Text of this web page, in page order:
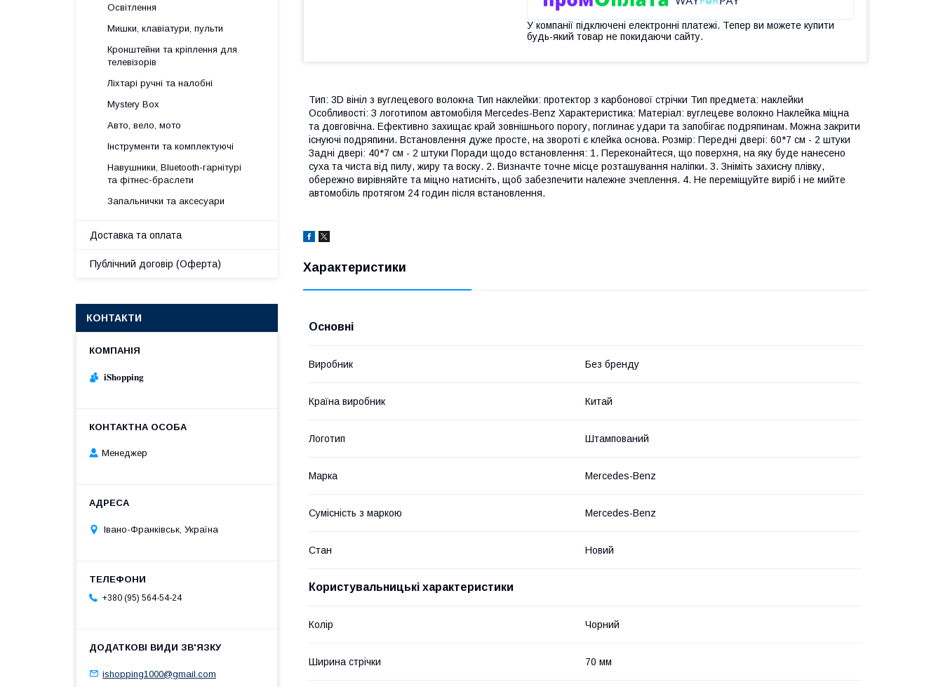
У компанії підключені електронні платежі. Тепер ви можете купити
будь-який товар не покидаючи сайту.
Тип: 3D вініл з вуглецевого волокна Тип наклейки: протектор з карбонової стрічки Тип предмета: наклейки
Особливості: З логотипом автомобіля Mercedes-Benz Характеристика: Матеріал: вуглецеве волокно Наклейка міцна
та довговічна. Ефективно захищає край зовнішнього порогу, поглинає удари та запобігає подряпинам. Можна закрити
існуючі подряпини. Встановлення дуже просте, на звороті є клейка основа. Розмір: Передні двері: 60*7 см - 2 штуки
Задні двері: 40*7 см - 2 штуки Поради щодо встановлення: 1. Переконайтеся, що поверхня, на яку буде нанесено
суха та чиста від пилу, жиру та воску. 2. Визначте точне місце розташування наліпки. 3. Зніміть захисну плівку,
обережно вирівняйте та міцно натисніть, щоб забезпечити належне зчеплення. 4. Не переміщуйте виріб і не мийте
автомобіль протягом 24 годин після встановлення.
Характеристики
Основні
Виробник Без бренду
Країна виробник Китай
Логотип Штампований
Марка Mercedes-Benz
Сумісність з маркою Mercedes-Benz
Стан Новий
Користувальницькі характеристики
Колір Чорний
Ширина стрічки 70 мм
Освітлення
Мишки, клавіатури, пульти
Кронштейни та кріплення для
телевізорів
Ліхтарі ручні та налобні
Mystery Box
Авто, вело, мото
Інструменти та комплектуючі
Навушники, Bluetooth-гарнітурі
та фітнес-браслети
Запальнички та аксесуари
Доставка та оплата
Публічний договір (Оферта)
КОНТАКТИ
𝐢𝐒𝐡𝐨𝐩𝐩𝐢𝐧𝐠
Менеджер
Івано-Франківськ, Україна
+380 (95) 564-54-24
ishopping1000@gmail.com